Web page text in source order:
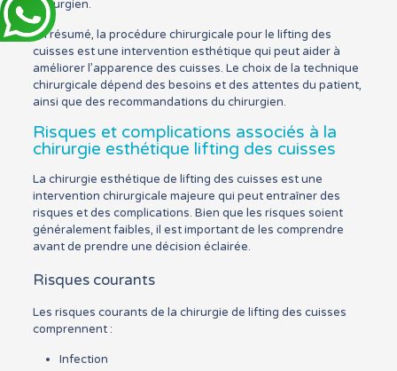
chirurgien.
En résumé, la procédure chirurgicale pour le lifting des
cuisses est une intervention esthétique qui peut aider à
améliorer l’apparence des cuisses. Le choix de la technique
chirurgicale dépend des besoins et des attentes du patient,
ainsi que des recommandations du chirurgien.
Risques et complications associés à la
chirurgie esthétique lifting des cuisses
La chirurgie esthétique de lifting des cuisses est une
intervention chirurgicale majeure qui peut entraîner des
risques et des complications. Bien que les risques soient
généralement faibles, il est important de les comprendre
avant de prendre une décision éclairée.
Risques courants
Les risques courants de la chirurgie de lifting des cuisses
comprennent :
Infection